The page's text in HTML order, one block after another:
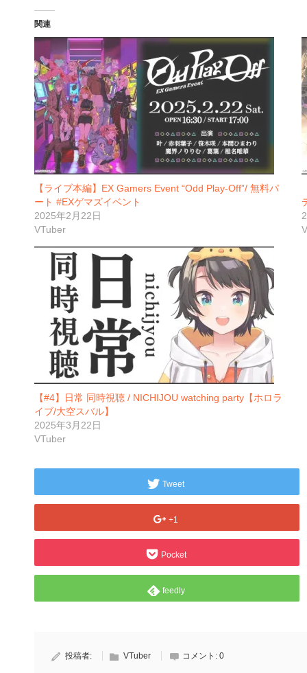
関連
【ライブ本編】EX Gamers Event “Odd Play-Off”/ 無料パ
ート #EXゲマズイベント
2025年2月22日
VTuber
【#4】日常 同時視聴 / NICHIJOU watching party【ホロラ
イブ/大空スバル】
2025年3月22日
VTuber
Tweet
+1
Pocket
feedly
投稿者: VTuber コメント: 0